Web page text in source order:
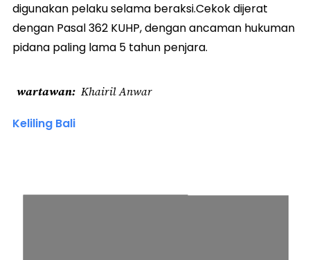
digunakan pelaku selama beraksi.Cekok dijerat
dengan Pasal 362 KUHP, dengan ancaman hukuman
pidana paling lama 5 tahun penjara.
wartawan Khairil Anwar
Keliling Bali